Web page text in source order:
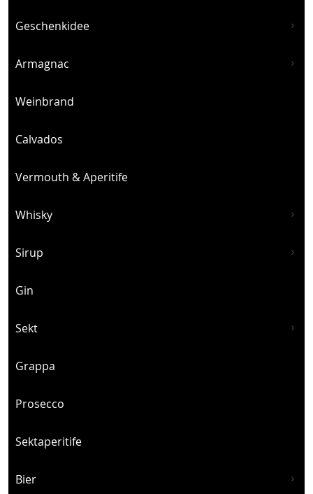
Geschenkidee
Armagnac
Weinbrand
Calvados
Vermouth & Aperitife
Whisky
Sirup
Gin
Sekt
Grappa
Prosecco
Sektaperitife
Bier